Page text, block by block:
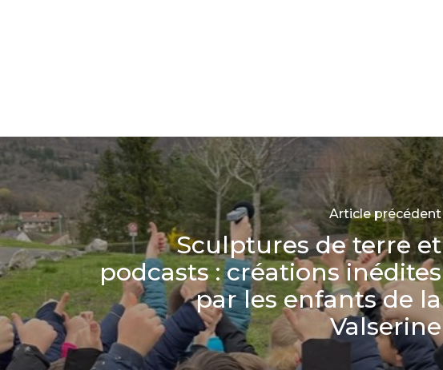
Article précédent
Sculptures de terre et
podcasts : créations inédites
par les enfants de la
Valserine